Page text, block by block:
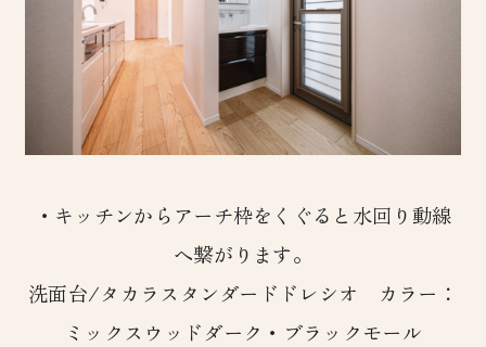
・キッチンからアーチ枠をくぐると水回り動線
へ繋がります。
洗面台/タカラスタンダードドレシオ カラー：
ミックスウッドダーク・ブラックモール